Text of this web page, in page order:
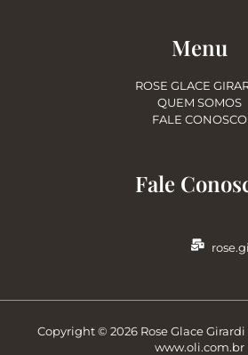
Menu
ROSE GLACE
QUEM SOMOS
FALE CONOSCO
Fale
Copyright © 2026 Rose Glace
www.oli.com.br